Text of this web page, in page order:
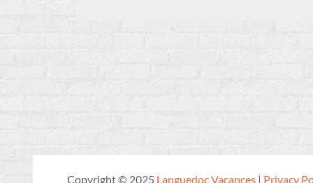
Copyright © 2025 Languedoc Vacances | Privacy